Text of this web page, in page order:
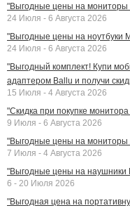
"Выгодные цены на мониторы
24 Июля - 6 Августа 2026
"Выгодные цены на ноутбуки
24 Июля - 6 Августа 2026
"Выгодный комплект! Купи
адаптером Ballu и получи
15 Июля - 4 Августа 2026
"Скидка при покупке
9 Июля - 6 Августа 2026
"Выгодные цены на мониторы
7 Июля - 4 Августа 2026
"Выгодные цены на наушники
6 - 20 Июля 2026
"Выгодная цена на